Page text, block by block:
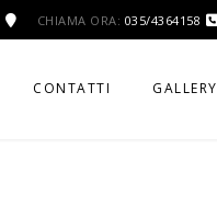
CHIAMA ORA: 035/4364158
CONTATTI GALLERY